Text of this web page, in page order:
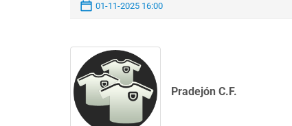
01-11-2025 16:00
Pradejón C.F.